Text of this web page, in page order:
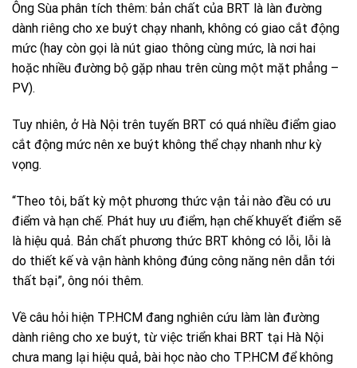
Ông Sùa phân tích thêm: bản chất của BRT là làn đường
dành riêng cho xe buýt chạy nhanh, không có giao cắt động
mức (hay còn gọi là nút giao thông cùng mức, là nơi hai
hoặc nhiều đường bộ gặp nhau trên cùng một mặt phẳng –
PV).
Tuy nhiên, ở Hà Nội trên tuyến BRT có quá nhiều điểm giao
cắt động mức nên xe buýt không thể chạy nhanh như kỳ
vọng.
“Theo tôi, bất kỳ một phương thức vận tải nào đều có ưu
điểm và hạn chế. Phát huy ưu điểm, hạn chế khuyết điểm sẽ
là hiệu quả. Bản chất phương thức BRT không có lỗi, lỗi là
do thiết kế và vận hành không đúng công năng nên dẫn tới
thất bại”, ông nói thêm.
Về câu hỏi hiện TP.HCM đang nghiên cứu làm làn đường
dành riêng cho xe buýt, từ việc triển khai BRT tại Hà Nội
chưa mang lại hiệu quả, bài học nào cho TP.HCM để không